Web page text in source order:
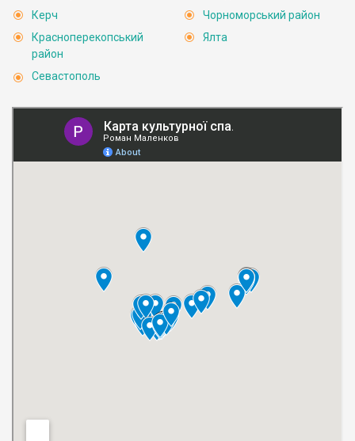
Керч
Красноперекопський
район
Севастополь
Чорноморський район
Ялта